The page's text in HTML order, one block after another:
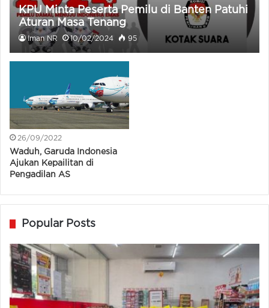
KPU Minta Peserta Pemilu di Banten Patuhi
Aturan Masa Tenang
Iman NR 10/02/2024 95
26/09/2022
Waduh, Garuda Indonesia
Ajukan Kepailitan di
Pengadilan AS
Popular Posts